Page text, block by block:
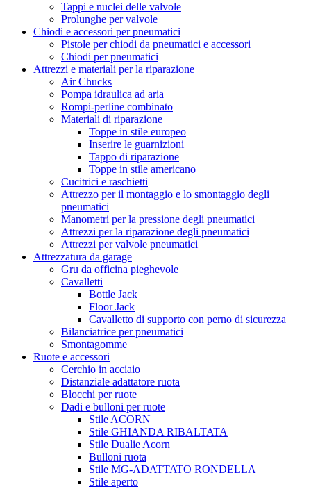
Tappi e nuclei delle valvole
Prolunghe per valvole
Chiodi e accessori per pneumatici
Pistole per chiodi da pneumatici e accessori
Chiodi per pneumatici
Attrezzi e materiali per la riparazione
Air Chucks
Pompa idraulica ad aria
Rompi-perline combinato
Materiali di riparazione
Toppe in stile europeo
Inserire le guarnizioni
Tappo di riparazione
Toppe in stile americano
Cucitrici e raschietti
Attrezzo per il montaggio e lo smontaggio degli
pneumatici
Manometri per la pressione degli pneumatici
Attrezzi per la riparazione degli pneumatici
Attrezzi per valvole pneumatici
Attrezzatura da garage
Gru da officina pieghevole
Cavalletti
Bottle Jack
Floor Jack
Cavalletto di supporto con perno di sicurezza
Bilanciatrice per pneumatici
Smontagomme
Ruote e accessori
Cerchio in acciaio
Distanziale adattatore ruota
Blocchi per ruote
Dadi e bulloni per ruote
Stile ACORN
Stile GHIANDA RIBALTATA
Stile Dualie Acorn
Bulloni ruota
Stile MG-ADATTATO RONDELLA
Stile aperto